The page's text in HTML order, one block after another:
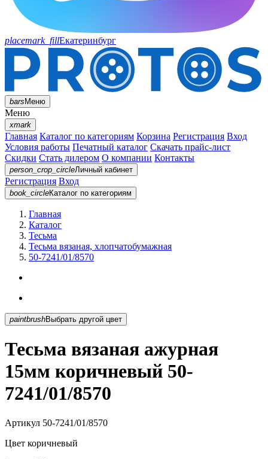
placemark_fillЕкатеринбург
barsМеню
Меню
xmark
Главная Каталог по категориям Корзина Регистрация Вход
Условия работы Печатный каталог Скачать прайс-лист
Скидки Стать дилером О компании Контакты
person_crop_circleЛичный кабинет
Регистрация Вход
book_circleКаталог по категориям
Главная
Каталог
Тесьма
Тесьма вязаная, хлопчатобумажная
50-7241/01/8570
paintbrush Выбрать другой цвет
Тесьма вязаная ажурная
15мм коричневый 50-
7241/01/8570
Артикул 50-7241/01/8570
Цвет коричневый